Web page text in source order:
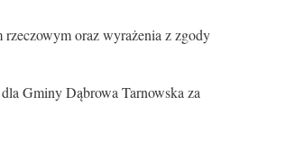
rzeczowym oraz wyrażenia z zgody
Gminy Dąbrowa Tarnowska za